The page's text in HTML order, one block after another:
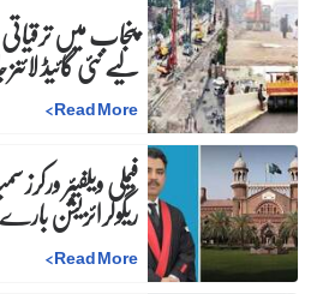
پنجاب میں
لیے نئی گائیڈ
Read More
>
فیملی ویلفیئر
ریگولرائزیشن
Read More
>